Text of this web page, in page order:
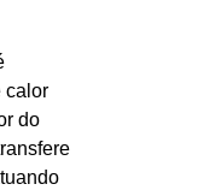
calor
do